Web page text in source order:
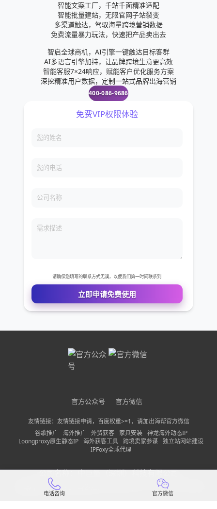
智能文案工厂，千站千面精准适配
智能批量建站，无限官网子站裂变
多渠道触达，驾驭海量跨境营销数据
免费流量暴力玩法，快速把产品卖出去
智启全球商机，AI引擎一键触达目标客群
AI多语言引擎加持，让品牌跨境生意更高效
智能客服7×24响应，赋能客户优化服务方案
深挖精准用户数据，定制一站式品牌出海营销
400-086-9686
您的姓名
您的电话
请确保您填写的联系方式无误，以便我们第一时间联系到
立即申请免费使用
官方公众号 官方微信
友情链接：友情链接申请，百度权重>=1，请加出海帮官方微信
谷歌推广
海外推广 外贸获客 家具安装
神龙海外动态IP
Loongproxy原生静态IP 海外获客工具 跨境卖家参谋 独立站网站建设
IPFoxy全球代理
公司名称：中巨量（深圳）科技有限公司
备案信息：粤ICP备2022150197号-13 隐私政策
电话咨询 官方微信